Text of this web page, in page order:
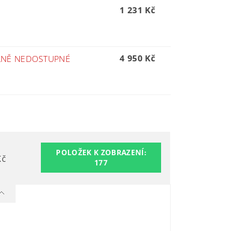
1 231 Kč
NEDOSTUPNÉ 4 950 Kč
POLOŽEK K ZOBRAZENÍ:
177